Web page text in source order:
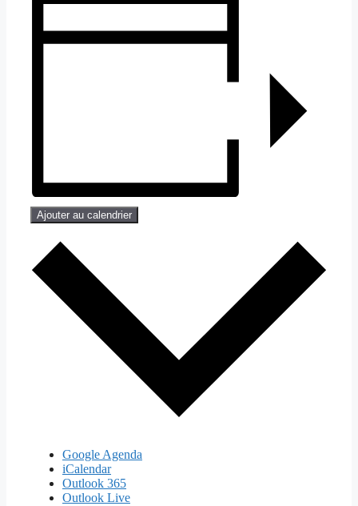
Ajouter au calendrier
Google Agenda
iCalendar
Outlook 365
Outlook Live